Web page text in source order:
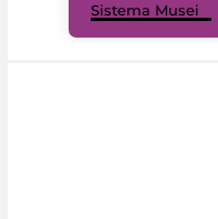
Sistema Musei